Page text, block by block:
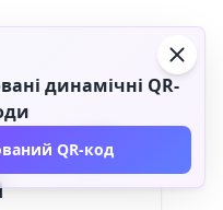
QR-
динамічні QR-
QR-код